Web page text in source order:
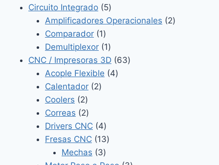
productos
Circuito Integrado 55
productos
Amplificadores Operacionales 22
Comparador 11
producto
Demultiplexor 11
producto
CNC / Impresoras 3D 6363
Acople Flexible 44
Calentador 22
Coolers 22
productos
Correas 22
productos
Drivers CNC 44
productos
Fresas CNC 1313
Mechas 33